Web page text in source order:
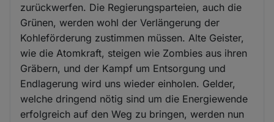
zurückwerfen. Die Regierungsparteien, auch die
Grünen, werden wohl der Verlängerung der
Kohleförderung zustimmen müssen. Alte Geister,
wie die Atomkraft, steigen wie Zombies aus ihren
Gräbern, und der Kampf um Entsorgung und
Endlagerung wird uns wieder einholen. Gelder,
welche dringend nötig sind um die Energiewende
erfolgreich auf den Weg zu bringen, werden nun